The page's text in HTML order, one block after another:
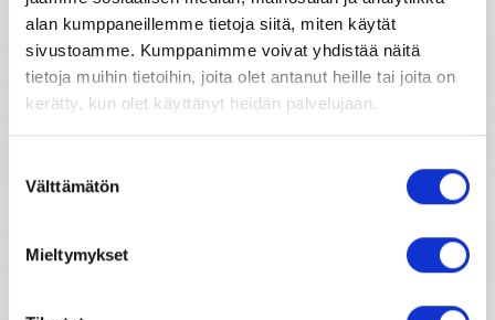
alan kumppaneillemme tietoja siitä, miten käytät
sivustoamme. Kumppanimme voivat yhdistää näitä
tietoja muihin tietoihin, joita olet antanut heille tai joita on
kerätty, kun olet käyttänyt heidän palvelujaan.
valinta
Välttämätön
Mieltymykset
Viikkohoroskooppi
Kuukausihoroskooppi
Rakkaushoroskooppi